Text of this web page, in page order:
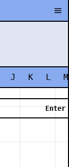
J K L M